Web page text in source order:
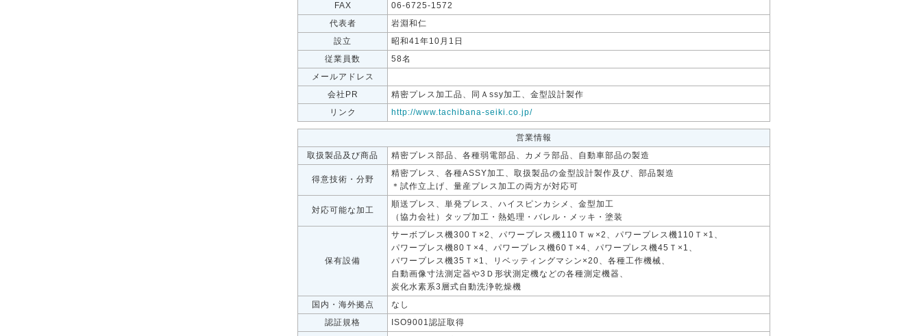
FAX
06-6725-1572
代表者
岩淵和仁
設立
昭和41年10月1日
従業員数
58名
メールアドレス
会社PR
精密プレス加工品、同Ａssy加工、金型設計製作
リンク
http://www.tachibana-seiki.co.jp/
営業情報
取扱製品及び商品
精密プレス部品、各種弱電部品、カメラ部品、自動車部品の製造
得意技術・分野
精密プレス、各種ASSY加工、取扱製品の金型設計製作及び、部品製造
＊試作立上げ、量産プレス加工の両方が対応可
対応可能な加工
順送プレス、単発プレス、ハイスピンカシメ、金型加工
（協力会社）タップ加工・熱処理・バレル・メッキ・塗装
保有設備
サーボプレス機300Ｔ×2、パワープレス機110Ｔｗ×2、パワープレス機110Ｔ×1、
パワープレス機80Ｔ×4、パワープレス機60Ｔ×4、パワープレス機45Ｔ×1、
パワープレス機35Ｔ×1、リベッティングマシン×20、各種工作機械、
自動画像寸法測定器や3Ｄ形状測定機などの各種測定機器、
炭化水素系3層式自動洗浄乾燥機
国内・海外拠点
なし
認証規格
ISO9001認証取得